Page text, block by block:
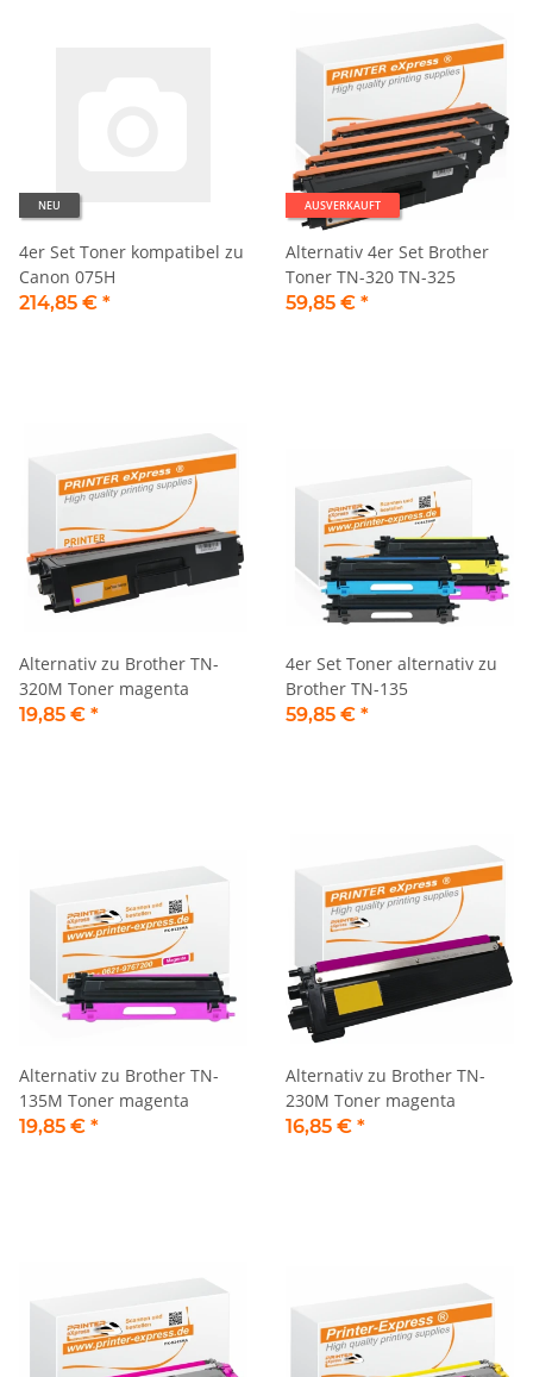
NEU
4er Set Toner kompatibel zu
Canon 075H
214,85 € *
AUSVERKAUFT
Alternativ 4er Set Brother
Toner TN-320 TN-325
59,85 € *
Alternativ zu Brother TN-
320M Toner magenta
19,85 € *
4er Set Toner alternativ zu
Brother TN-135
59,85 € *
Alternativ zu Brother TN-
135M Toner magenta
19,85 € *
Alternativ zu Brother TN-
230M Toner magenta
16,85 € *